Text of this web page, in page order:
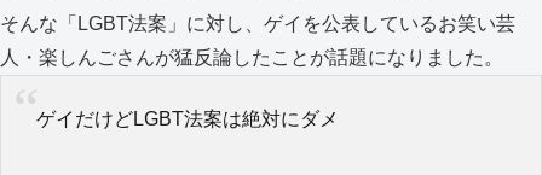
そんな「LGBT法案」に対し、ゲイを公表しているお笑い芸
人・楽しんごさんが猛反論したことが話題になりました。
ゲイだけどLGBT法案は絶対にダメ